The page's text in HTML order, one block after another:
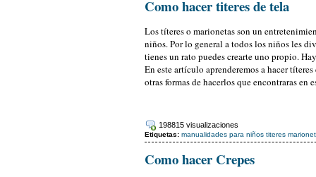
Como hacer titeres de tela
Los títeres o marionetas son un
niños. Por lo general a todos los niños les
tienes un rato puedes crearte uno propio.
En este artículo aprenderemos a hacer
otras formas de hacerlos que encontraras en
198815 visualizaciones
Etiquetas: manualidades para niños titeres
Como hacer Crepes